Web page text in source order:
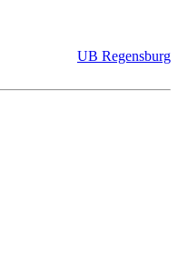
UB Regensburg